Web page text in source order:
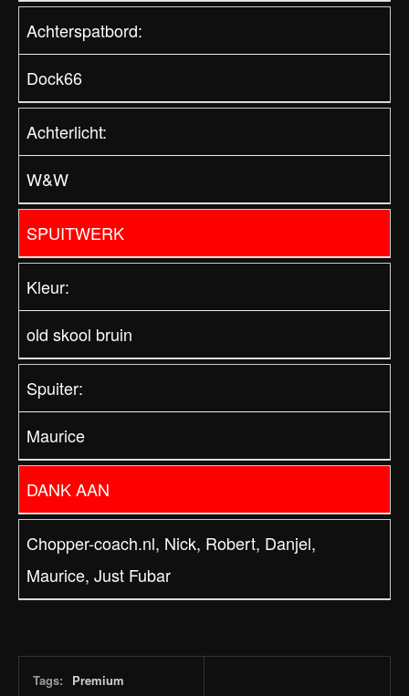
Achterspatbord:
Dock66
Achterlicht:
W&W
SPUITWERK
Kleur:
old skool bruin
Spuiter:
Maurice
DANK AAN
Chopper-coach.nl, Nick, Robert, Danjel,
Maurice, Just Fubar
Tags: Premium